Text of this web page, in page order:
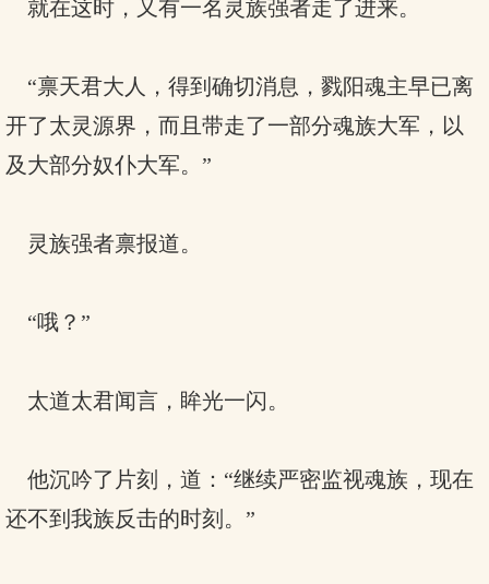
就在这时，又有一名灵族强者走了进来。
“禀天君大人，得到确切消息，戮阳魂主早已离
开了太灵源界，而且带走了一部分魂族大军，以
及大部分奴仆大军。”
灵族强者禀报道。
“哦？”
太道太君闻言，眸光一闪。
他沉吟了片刻，道：“继续严密监视魂族，现在
还不到我族反击的时刻。”